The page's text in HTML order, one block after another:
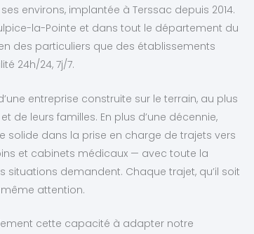
environs, implantée à Terssac depuis 2014.
la-Pointe et dans tout le département du
des particuliers que des établissements
24h/24, 7j/7.
entreprise construite sur le terrain, au plus
de leurs familles. En plus d’une décennie,
solide dans la prise en charge de trajets vers
et cabinets médicaux — avec toute la
situations demandent. Chaque trajet, qu’il soit
attention.
cette capacité à adapter notre